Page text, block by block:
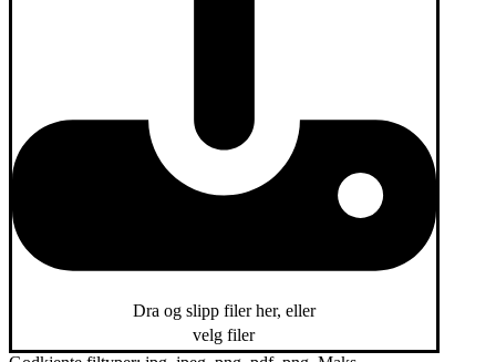
Dra og slipp filer her, eller
velg filer